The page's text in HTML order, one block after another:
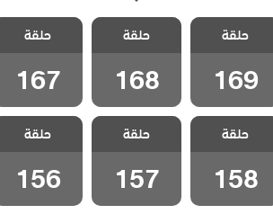
مسلسل شارع
السلام الحلقة
169
حلقة
169
مسلسل شارع
السلام الحلقة
168
حلقة
168
مسلسل شارع
السلام الحلقة
167
حلقة
167
مسلسل شارع
السلام الحلقة
158
حلقة
158
مسلسل شارع
السلام الحلقة
157
حلقة
157
مسلسل شارع
السلام الحلقة
156
حلقة
156